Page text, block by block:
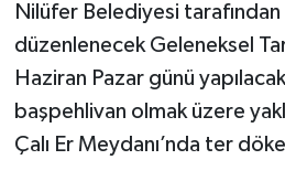
Nilüfer Belediyesi tarafından
düzenlenecek Geleneksel
Haziran Pazar günü
başpehlivan olmak üzere
Çalı Er Meydanı’nda ter